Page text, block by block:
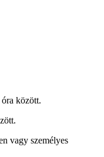
között.
vagy személyes